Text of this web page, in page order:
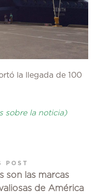
la llegada de 100
sobre la noticia)
POST
son las marcas
de América